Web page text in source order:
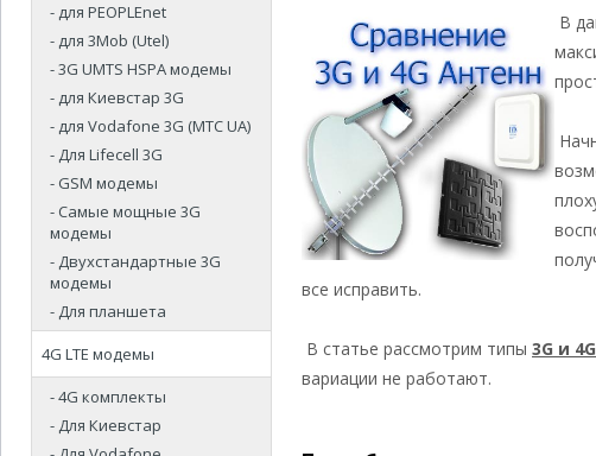
- для PEOPLEnet
- для 3Mob (Utel)
- 3G UMTS HSPA модемы
- для Киевстар 3G
- для Vodafone 3G (МТС UA)
- Для Lifecell 3G
- GSM модемы
- Самые мощные 3G
модемы
- Двухстандартные 3G
модемы
- Для планшета
4G LTE модемы
- 4G комплекты
- Для Киевстар
В
все исправить.
В статье рассмотрим типы 3G и
вариации не работают.